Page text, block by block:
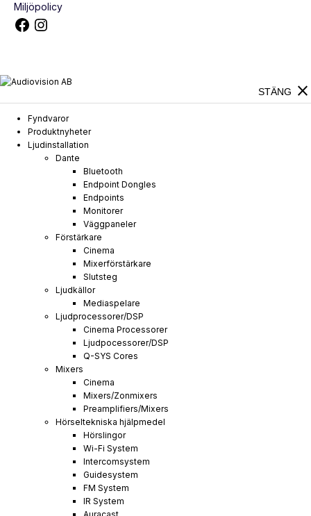
Miljöpolicy
close
STÄNG
Fyndvaror
Produktnyheter
Ljudinstallation
Dante
Bluetooth
Endpoint Dongles
Endpoints
Monitorer
Väggpaneler
Förstärkare
Cinema
Mixerförstärkare
Slutsteg
Ljudkällor
Mediaspelare
Ljudprocessorer/DSP
Cinema Processorer
Ljudpocessorer/DSP
Q-SYS Cores
Mixers
Cinema
Mixers/Zonmixers
Preamplifiers/Mixers
Hörseltekniska hjälpmedel
Hörslingor
Wi-Fi System
Intercomsystem
Guidesystem
FM System
IR System